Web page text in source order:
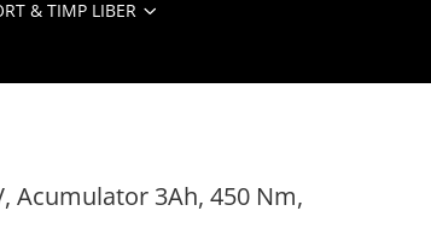
& TIMP LIBER
Acumulator 3Ah, 450 Nm,